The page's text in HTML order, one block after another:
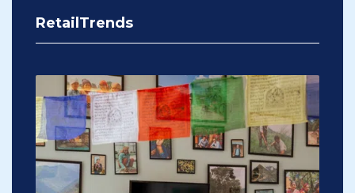
RetailTrends